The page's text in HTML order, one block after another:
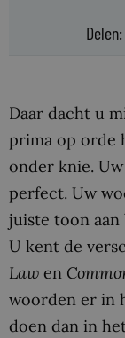
Delen:
Daar dacht u
prima op orde
onder knie.
perfect. Uw
juiste toon aan
U kent de
Law en
woorden er in
doen dan in